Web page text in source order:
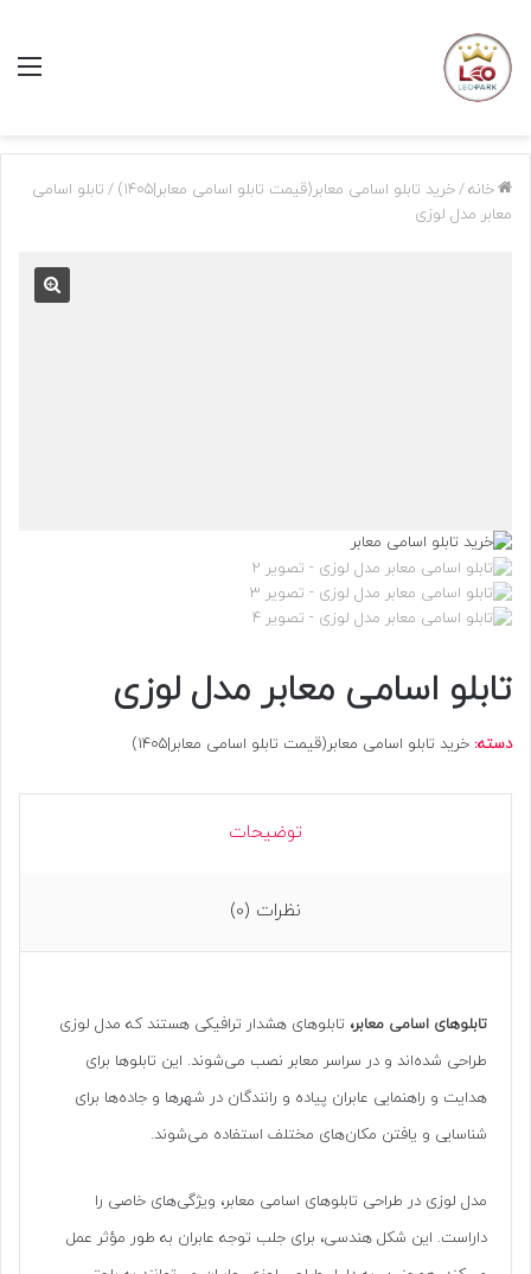
خانه/خرید تابلو اسامی معابر(قیمت تابلو اسامی معابر|1405) / تابلو اسامی
معابر مدل لوزی
تابلو اسامی معابر مدل لوزی
دسته: خرید تابلو اسامی معابر(قیمت تابلو اسامی معابر|1405)
توضیحات
نظرات (0)
تابلوهای اسامی معابر، تابلوهای هشدار ترافیکی هستند که مدل لوزی
طراحی شده‌اند و در سراسر معابر نصب می‌شوند. این تابلوها برای
هدایت و راهنمایی عابران پیاده و رانندگان در شهرها و جاده‌ها برای
شناسایی و یافتن مکان‌های مختلف استفاده می‌شوند.
مدل لوزی در طراحی تابلوهای اسامی معابر، ویژگی‌های خاصی را
داراست. این شکل هندسی، برای جلب توجه عابران به طور مؤثر عمل